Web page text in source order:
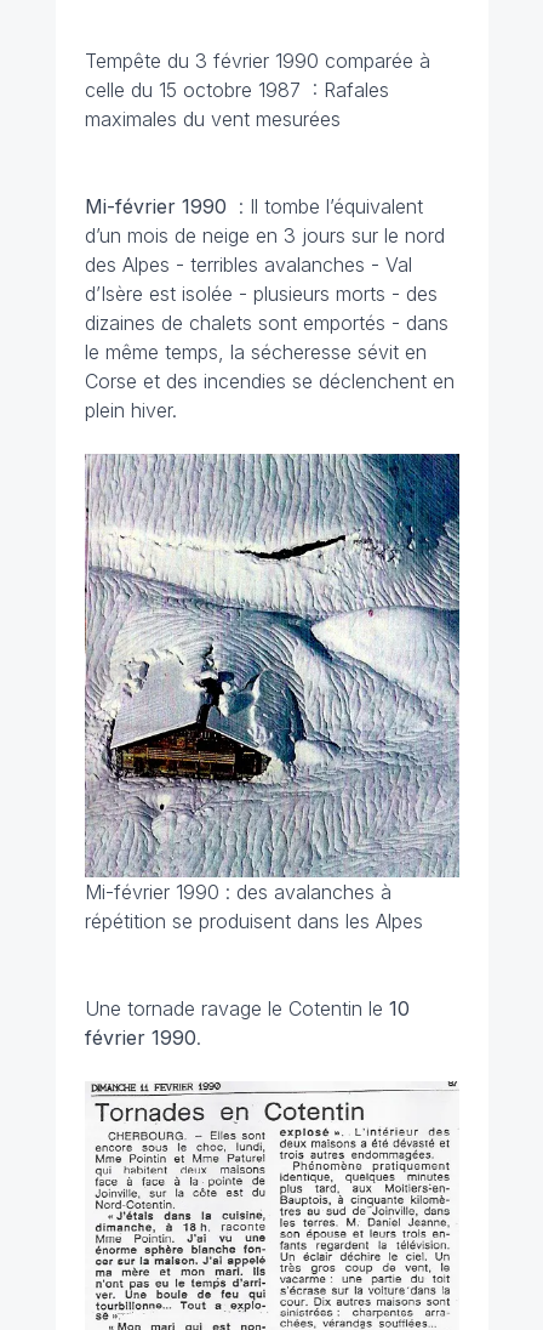
Tempête du 3 février 1990 comparée à
celle du 15 octobre 1987 : Rafales
maximales du vent mesurées
Mi-février 1990 : Il tombe l’équivalent
d’un mois de neige en 3 jours sur le nord
des Alpes - terribles avalanches - Val
d’Isère est isolée - plusieurs morts - des
dizaines de chalets sont emportés - dans
le même temps, la sécheresse sévit en
Corse et des incendies se déclenchent en
plein hiver.
Mi-février 1990 : des avalanches à
répétition se produisent dans les Alpes
Une tornade ravage le Cotentin le 10
février 1990.